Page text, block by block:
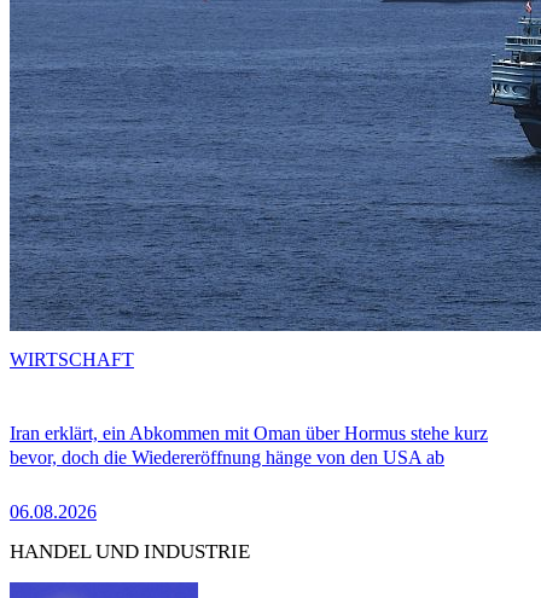
Iran erklärt, ein Abkommen mit Oman über Hormus stehe kurz
bevor, doch die Wiedereröffnung hänge von den USA ab
06.08.2026
WIRTSCHAFT
HANDEL UND INDUSTRIE